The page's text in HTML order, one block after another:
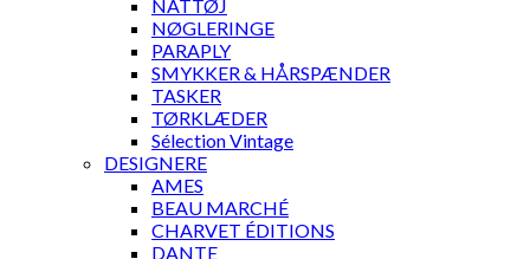
NATTØJ
NØGLERINGE
PARAPLY
SMYKKER & HÅRSPÆNDER
TASKER
TØRKLÆDER
Sélection Vintage
DESIGNERE
AMES
BEAU MARCHÉ
CHARVET ÉDITIONS
DANTE